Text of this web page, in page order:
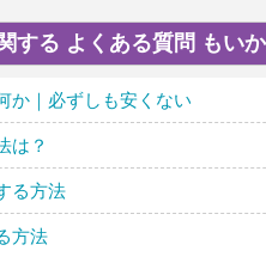
する よくある質問 もい
か｜必ずしも安くない
は？
る方法
方法